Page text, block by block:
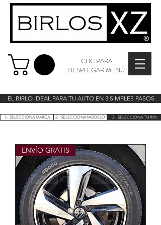
CLIC PARA
DESPLEGAR MENÚ.
EL BIRLO IDEAL PARA TU AUTO EN 3 SIMPLES PASOS
1.- SELECCIONA MARCA 2.- SELECCIONA MODELO 3-. SELECCIONA TU RIN
ENVÍO GRATIS